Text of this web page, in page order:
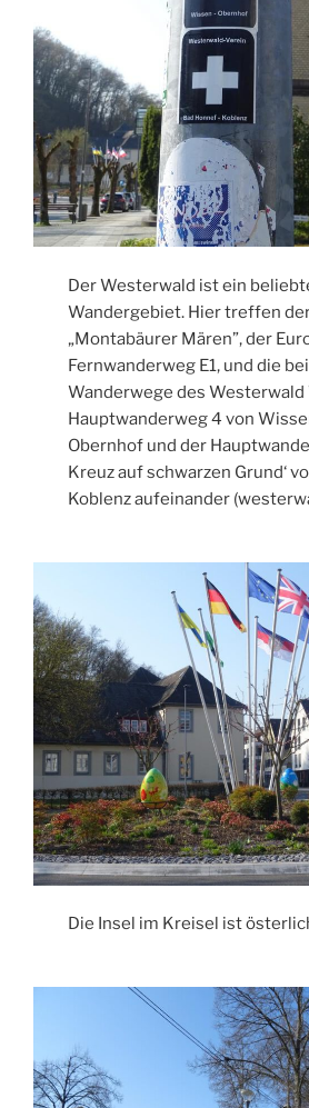
Der Westerwald ist ein
Wandergebiet. Hier treffen
„Montabäurer Mären”, der
Fernwanderweg E1, und die
Wanderwege des Westerwald
Hauptwanderweg 4 von
Obernhof und der
Kreuz auf schwarzen Grund‘
Koblenz aufeinander
Die Insel im Kreisel ist